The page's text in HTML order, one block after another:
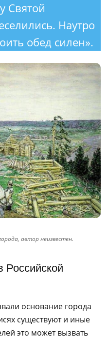
Святой
Наутро
обед силен».
автор неизвестен.
основание города
существуют и иные
это может вызвать